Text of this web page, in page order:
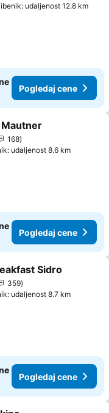
udaljenost 12.8 km
Pogledaj cene
favorite
Mautner
168
udaljenost 8.6 km
Pogledaj cene
favorite
Sidro
359
udaljenost 8.7 km
Pogledaj cene